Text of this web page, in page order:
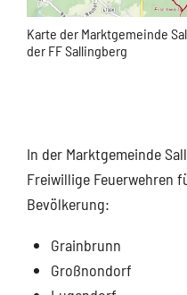
Karte der Marktgemeinde
der FF Sallingberg
In der Marktgemeinde
Freiwillige Feuerwehren
Bevölkerung:
Grainbrunn
Großnondorf